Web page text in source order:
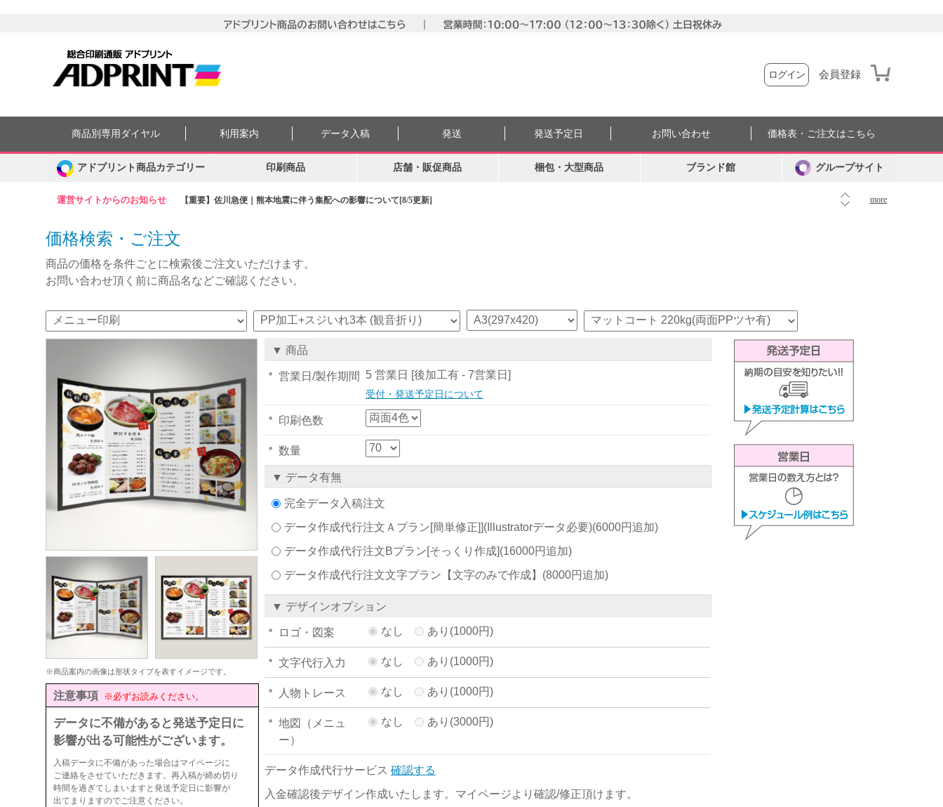
ログイン 会員登録
運営サイトからのお知らせ 【重要】佐川急便｜熊本地震に伴う集配への影響について[8/5更新] more
商品別専用ダイヤル 利用案内 データ入稿 発送 発送予定日 お問い合わせ 価格表・ご注文はこちら
アドプリント商品カテゴリー 印刷商品 店舗・販促商品 梱包・大型商品 ブランド館 グループサイト
価格検索・ご注文
商品の価格を条件ごとに検索後ご注文いただけます。
お問い合わせ頂く前に商品名などご確認ください。
※商品案内の画像は形状タイプを表すイメージです。
注意事項 ※必ずお読みください。
データに不備があると発送予定日に
影響が出る可能性がございます。
入稿データに不備があった場合はマイページに
ご連絡をさせていただきます。再入稿が締め切り
時間を過ぎてしまいますと発送予定日に影響が
出てまりますのでご注意ください。
▼ 商品
営業日/製作期間 5 営業日 [後加工有 - 7営業日]
受付・発送予定日について
印刷色数
数量
▼ データ有無
完全データ入稿注文
データ作成代行注文Ａプラン[簡単修正]](Illustratorデータ必要)(6000円追加)
データ作成代行注文Bプラン[そっくり作成](16000円追加)
データ作成代行注文文字プラン【文字のみで作成】 (8000円追加)
▼ デザインオプション
ロゴ・図案 なし あり(1000円)
文字代行入力 なし あり(1000円)
人物トレース なし あり(1000円)
地図（メニュ
ー）
なし あり(3000円)
データ作成代行サービス 確認する
入金確認後デザイン作成いたします。マイページより確認/修正頂けます。